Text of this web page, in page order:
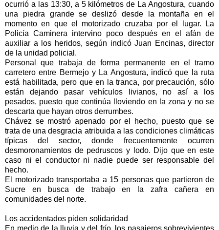
ocurrió a las 13:30, a 5 kilómetros de La Angostura, cuando
una piedra grande se deslizó desde la montaña en el
momento en que el motorizado cruzaba por el lugar. La
Policía Caminera intervino poco después en el afán de
auxiliar a los heridos, según indicó Juan Encinas, director
de la unidad policial.
Personal que trabaja de forma permanente en el tramo
carretero entre Bermejo y La Angostura, indicó que la ruta
está habilitada, pero que en la tranca, por precaución, sólo
están dejando pasar vehículos livianos, no así a los
pesados, puesto que continúa lloviendo en la zona y no se
descarta que hayan otros derrumbes.
Chávez se mostró apenado por el hecho, puesto que se
trata de una desgracia atribuida a las condiciones climáticas
típicas del sector, donde frecuentemente ocurren
desmoronamientos de pedruscos y lodo. Dijo que en este
caso ni el conductor ni nadie puede ser responsable del
hecho.
El motorizado transportaba a 15 personas que partieron de
Sucre en busca de trabajo en la zafra cañera en
comunidades del norte.
Los accidentados piden solidaridad
En medio de la lluvia y del frío, los pasajeros sobrevivientes